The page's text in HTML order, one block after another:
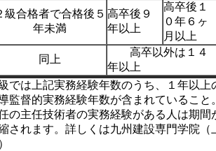
級合格者で合格後５
年未満
高卒後９
年以上
高卒後１
０年６ヶ
月以上
同上
高卒以外は１４
年以上
では上記実務経験年数のうち、１年以上
監督的実務経験年数が含まれていること
の主任技術者の実務経験がある人は期間
されます。詳しくは九州建設専門学院（